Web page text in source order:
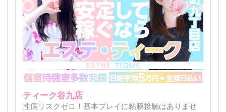
ティーク谷九店
性病リスクゼロ！基本プレイに粘膜接触はありませ